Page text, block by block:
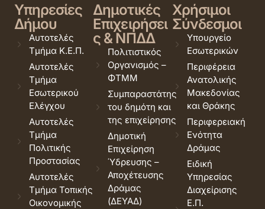
Υπηρεσίες
Δήμου
Αυτοτελές
Τμήμα Κ.Ε.Π.
Αυτοτελές
Τμήμα
Εσωτερικού
Ελέγχου
Αυτοτελές
Τμήμα
Πολιτικής
Προστασίας
Αυτοτελές
Τμήμα Τοπικής
Οικονομικής
Δημοτικές
Επιχειρήσει
ς & ΝΠΔΔ
Πολιτιστικός
Οργανισμός –
ΦΤΜΜ
Συμπαραστάτης
του δημότη και
της επιχείρησης
Δημοτική
Επιχείρηση
Ύδρευσης –
Αποχέτευσης
Δράμας
(ΔΕΥΑΔ)
Χρήσιμοι
Σύνδεσμοι
Υπουργείο
Εσωτερικών
Περιφέρεια
Ανατολικής
Μακεδονίας
και Θράκης
Περιφερειακή
Ενότητα
Δράμας
Ειδική
Υπηρεσίας
Διαχείρισης
Ε.Π.